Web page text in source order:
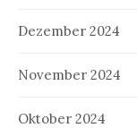
Dezember 2024
November 2024
Oktober 2024